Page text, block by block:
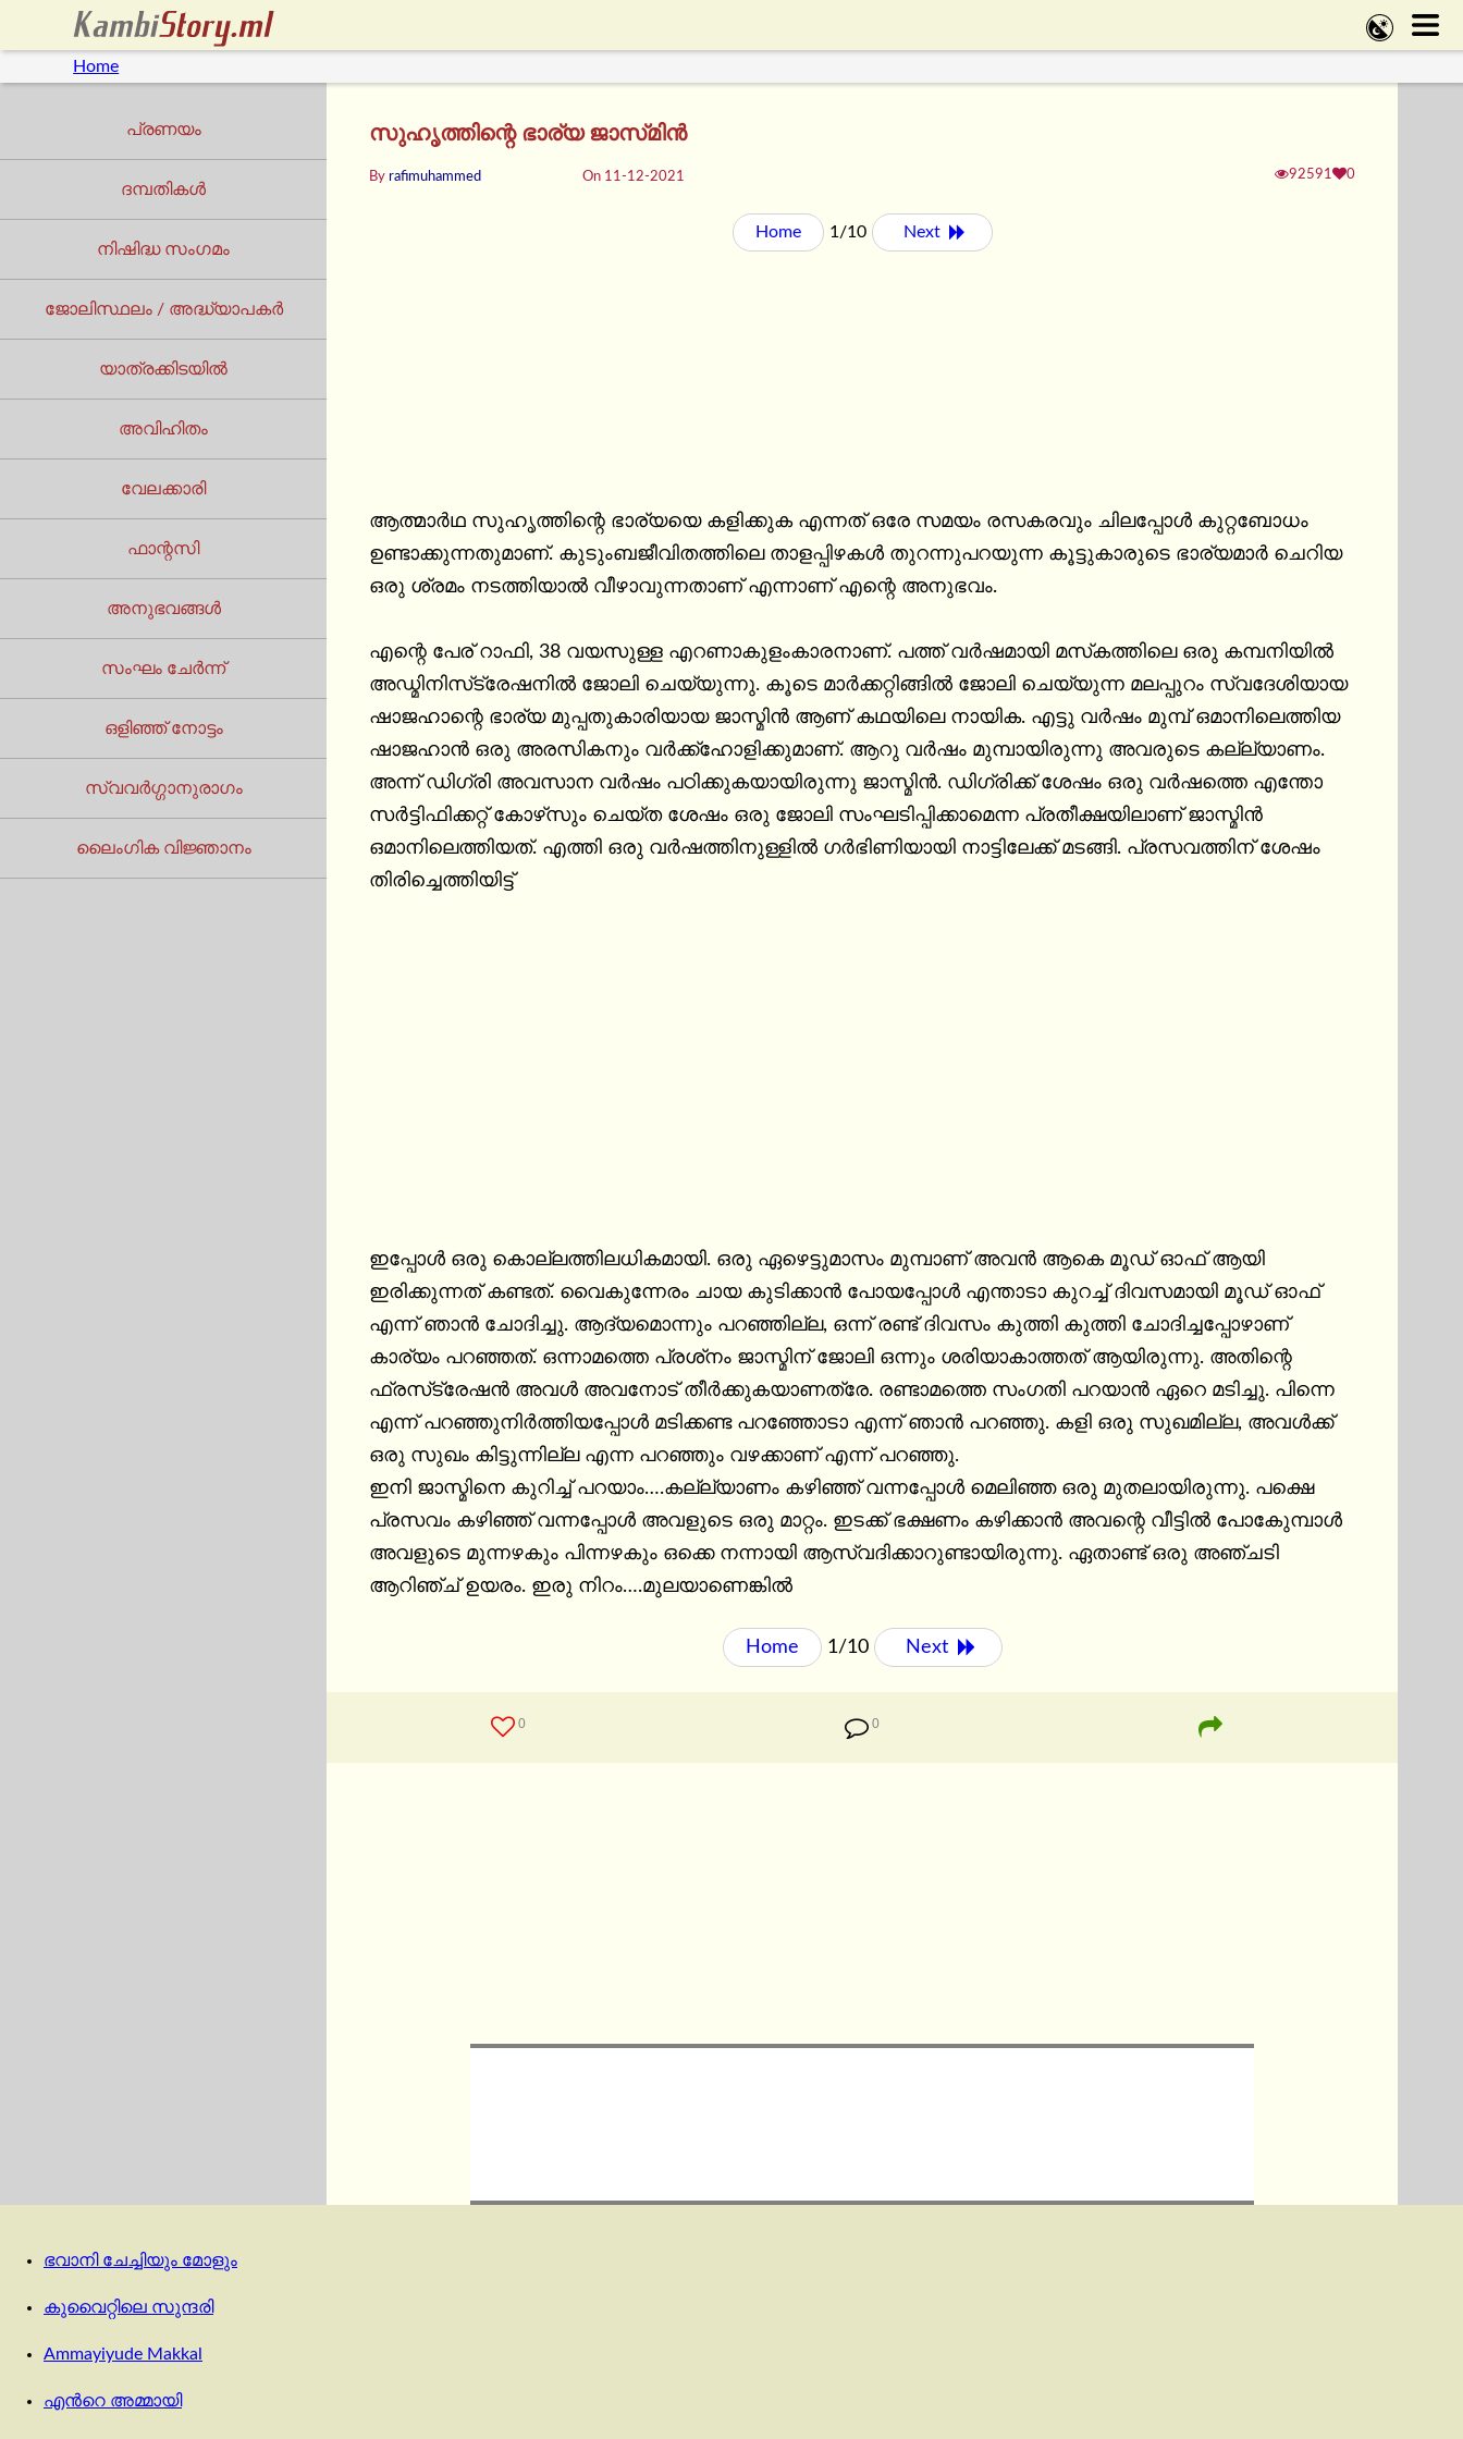
Home
പ്രണയം
ദമ്പതികൾ
നിഷിദ്ധ സംഗമം
ജോലിസ്ഥലം / അദ്ധ്യാപകർ
യാത്രക്കിടയില്‍
അവിഹിതം
വേലക്കാരി
ഫാന്റസി
അനുഭവങ്ങൾ
സംഘം ചേർന്ന്
ഒളിഞ്ഞ് നോട്ടം
സ്വവർഗ്ഗാനുരാഗം
ലൈംഗിക വിജ്ഞാനം
സുഹൃത്തിന്റെ ഭാര്യ ജാസ്​മിൻ
By rafimuhammed On 11-12-2021 92591 0
Home 1/10 Next
ആത്മാര്‍ഥ സുഹൃത്തിന്റെ ഭാര്യയെ കളിക്കുക എന്നത് ഒരേ സമയം രസകരവും ചിലപ്പോള്‍ കുറ്റബോധം
ഉണ്ടാക്കുന്നതുമാണ്. കുടുംബജീവിതത്തിലെ താളപ്പിഴകള്‍ തുറന്നുപറയുന്ന കൂട്ടുകാരുടെ ഭാര്യമാര്‍ ചെറിയ
ഒരു ശ്രമം നടത്തിയാല്‍ വീഴാവുന്നതാണ് എന്നാണ് എന്റെ അനുഭവം.
എന്റെ പേര് റാഫി, 38 വയസുള്ള എറണാകുളംകാരനാണ്. പത്ത് വര്‍ഷമായി മസ്‌കത്തിലെ ഒരു കമ്പനിയില്‍
അഡ്മിനിസ്‌ട്രേഷനില്‍ ജോലി ചെയ്യുന്നു. കൂടെ മാര്‍ക്കറ്റിങ്ങില്‍ ജോലി ചെയ്യുന്ന മലപ്പുറം സ്വദേശിയായ
ഷാജഹാന്റെ ഭാര്യ മുപ്പതുകാരിയായ ജാസ്മിന്‍ ആണ് കഥയിലെ നായിക. എട്ടു വര്‍ഷം മുമ്പ് ഒമാനിലെത്തിയ
ഷാജഹാന്‍ ഒരു അരസികനും വര്‍ക്ക്‌ഹോളിക്കുമാണ്. ആറു വര്‍ഷം മുമ്പായിരുന്നു അവരുടെ കല്ല്യാണം.
അന്ന് ഡിഗ്രി അവസാന വര്‍ഷം പഠിക്കുകയായിരുന്നു ജാസ്മിന്‍. ഡിഗ്രിക്ക് ശേഷം ഒരു വര്‍ഷത്തെ എന്തോ
സര്‍ട്ടിഫിക്കറ്റ് കോഴ്‌സും ചെയ്ത ശേഷം ഒരു ജോലി സംഘടിപ്പിക്കാമെന്ന പ്രതീക്ഷയിലാണ് ജാസ്മിന്‍
ഒമാനിലെത്തിയത്. എത്തി ഒരു വര്‍ഷത്തിനുള്ളില്‍ ഗര്‍ഭിണിയായി നാട്ടിലേക്ക് മടങ്ങി. പ്രസവത്തിന് ശേഷം
തിരിച്ചെത്തിയിട്ട്
ഇപ്പോള്‍ ഒരു കൊല്ലത്തിലധികമായി. ഒരു ഏഴെട്ടുമാസം മുമ്പാണ് അവന്‍ ആകെ മൂഡ് ഓഫ് ആയി
ഇരിക്കുന്നത് കണ്ടത്. വൈകുന്നേരം ചായ കുടിക്കാന്‍ പോയപ്പോള്‍ എന്താടാ കുറച്ച് ദിവസമായി മൂഡ് ഓഫ്
എന്ന് ഞാന്‍ ചോദിച്ചു. ആദ്യമൊന്നും പറഞ്ഞില്ല, ഒന്ന് രണ്ട് ദിവസം കുത്തി കുത്തി ചോദിച്ചപ്പോഴാണ്
കാര്യം പറഞ്ഞത്. ഒന്നാമത്തെ പ്രശ്‌നം ജാസ്മിന് ജോലി ഒന്നും ശരിയാകാത്തത് ആയിരുന്നു. അതിന്റെ
ഫ്രസ്‌ട്രേഷന്‍ അവള്‍ അവനോട് തീര്‍ക്കുകയാണത്രേ. രണ്ടാമത്തെ സംഗതി പറയാന്‍ ഏറെ മടിച്ചു. പിന്നെ
എന്ന് പറഞ്ഞുനിര്‍ത്തിയപ്പോള്‍ മടിക്കണ്ട പറഞ്ഞോടാ എന്ന് ഞാന്‍ പറഞ്ഞു. കളി ഒരു സുഖമില്ല, അവള്‍ക്ക്
ഒരു സുഖം കിട്ടുന്നില്ല എന്ന പറഞ്ഞും വഴക്കാണ് എന്ന് പറഞ്ഞു.
ഇനി ജാസ്മിനെ കുറിച്ച് പറയാം….കല്ല്യാണം കഴിഞ്ഞ് വന്നപ്പോള്‍ മെലിഞ്ഞ ഒരു മുതലായിരുന്നു. പക്ഷെ
പ്രസവം കഴിഞ്ഞ് വന്നപ്പോള്‍ അവളുടെ ഒരു മാറ്റം. ഇടക്ക് ഭക്ഷണം കഴിക്കാന്‍ അവന്റെ വീട്ടില്‍ പോകുേമ്പാള്‍
അവളുടെ മുന്നഴകും പിന്നഴകും ഒക്കെ നന്നായി ആസ്വദിക്കാറുണ്ടായിരുന്നു. ഏതാണ്ട് ഒരു അഞ്ചടി
ആറിഞ്ച് ഉയരം. ഇരു നിറം….മുലയാണെങ്കില്‍
Home 1/10 Next
0 0
ഭവാനി ചേച്ചിയും മോളും
കുവൈറ്റിലെ സുന്ദരി
Ammayiyude Makkal
എന്‍റെ അമ്മായി